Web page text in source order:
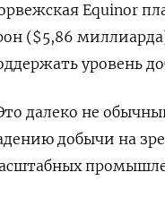
Equinor
($5,86
уровень
далеко не
добычи на